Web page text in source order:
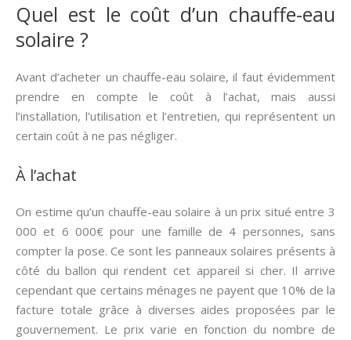
Quel est le coût d’un chauffe-eau
solaire ?
Avant d’acheter un chauffe-eau solaire, il faut évidemment
prendre en compte le coût à l’achat, mais aussi
l’installation, l’utilisation et l’entretien, qui représentent un
certain coût à ne pas négliger.
À l’achat
On estime qu’un chauffe-eau solaire à un prix situé entre 3
000 et 6 000€ pour une famille de 4 personnes, sans
compter la pose. Ce sont les panneaux solaires présents à
côté du ballon qui rendent cet appareil si cher. Il arrive
cependant que certains ménages ne payent que 10% de la
facture totale grâce à diverses aides proposées par le
gouvernement. Le prix varie en fonction du nombre de